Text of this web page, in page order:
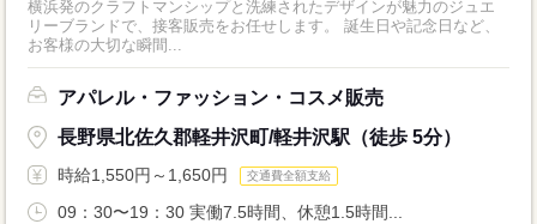
横浜発のクラフトマンシップと洗練されたデザインが魅力のジュエ
リーブランドで、接客販売をお任せします。 誕生日や記念日など、
お客様の大切な瞬間...
アパレル・ファッション・コスメ販売
長野県北佐久郡軽井沢町/軽井沢駅（徒歩 5分）
時給1,550円～1,650円 交通費全額支給
09：30〜19：30 実働7.5時間、休憩1.5時間...